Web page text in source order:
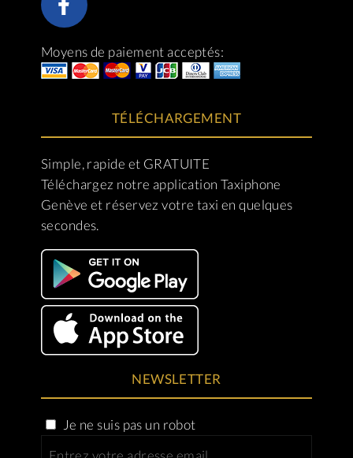
Moyens de paiement acceptés:
TÉLÉCHARGEMENT
Simple, rapide et GRATUITE
Téléchargez notre application Taxiphone
Genève et réservez votre taxi en quelques
secondes.
NEWSLETTER
Je ne suis pas un robot